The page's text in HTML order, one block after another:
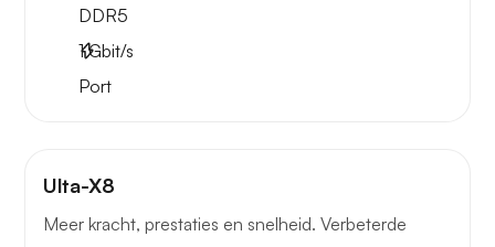
DDR5
1Gbit/s
Port
Ulta-X8
Meer kracht, prestaties en snelheid. Verbeterde